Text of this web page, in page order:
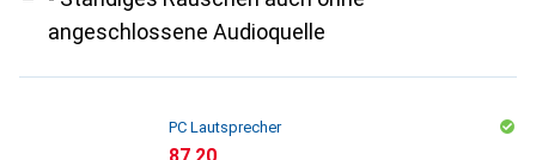
angeschlossene Audioquelle
PC Lautsprecher